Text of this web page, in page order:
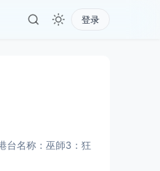
登录
台名称：巫師3：狂